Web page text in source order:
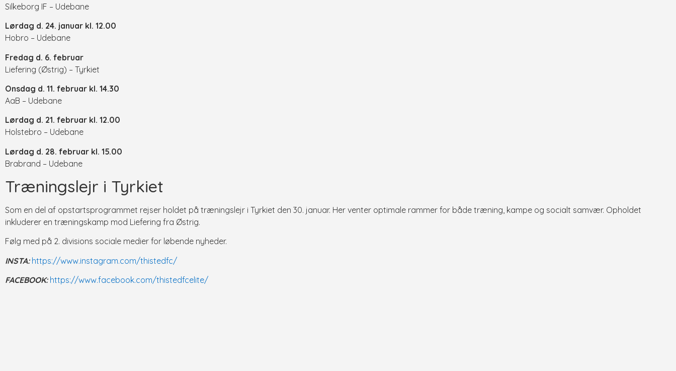
Silkeborg IF – Udebane
Lørdag d. 24. januar kl. 12.00
Hobro – Udebane
Fredag d. 6. februar
Liefering (Østrig) – Tyrkiet
Onsdag d. 11. februar kl. 14.30
AaB – Udebane
Lørdag d. 21. februar kl. 12.00
Holstebro – Udebane
Lørdag d. 28. februar kl. 15.00
Brabrand – Udebane
Træningslejr i Tyrkiet
Som en del af opstartsprogrammet rejser holdet på træningslejr i Tyrkiet den 30. januar. Her venter optimale rammer for både træning, kampe og socialt samvær. Opholdet
inkluderer en træningskamp mod Liefering fra Østrig.
Følg med på 2. divisions sociale medier for løbende nyheder.
INSTA:https://www.instagram.com/thistedfc/
FACEBOOK: https://www.facebook.com/thistedfcelite/